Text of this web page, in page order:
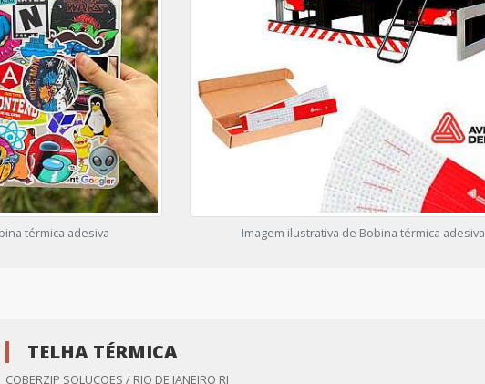
térmica adesiva Imagem ilustrativa de Bobina térmica adesiva
TELHA TÉRMICA
COBERZIP SOLUCOES / RIO DE JANEIRO RJ